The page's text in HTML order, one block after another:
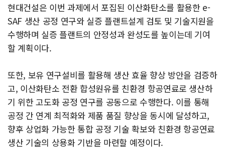
현대건설은 이번 과제에서 포집된 이산화탄소를 활용한 e-
SAF 생산 공정 연구와 실증 플랜트설계 검토 및 기술지원을
수행하며 실증 플랜트의 안정성과 완성도를 높이는데 기여
할 계획이다.
또한, 보유 연구설비를 활용해 생산 효율 향상 방안을 검증하
고, 이산화탄소 전환 합성원유를 친환경 항공연료로 생산하
기 위한 고도화 공정 연구를 공동으로 수행한다. 이를 통해
공정 간 연계 최적화와 제품 품질 향상을 동시에 달성하고,
향후 상업화 가능한 통합 공정 기술 확보와 친환경 항공연료
생산 기술의 상용화 기반을 마련할 예정이다.